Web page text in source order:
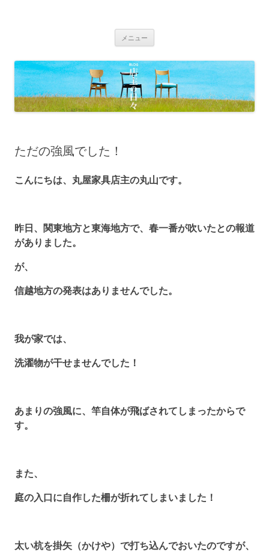
市・塩尻市 木の家具、こだわりの家
具の専門店
メニュー
テ
ン
ツ
へ
移
ただの強風でした！
こんにちは、丸屋家具店主の丸山です。
昨日、関東地方と東海地方で、春一番が吹いたとの報道
がありました。
が、
信越地方の発表はありませんでした。
我が家では、
洗濯物が干せませんでした！
あまりの強風に、竿自体が飛ばされてしまったからで
す。
また、
庭の入口に自作した柵が折れてしまいました！
太い杭を掛矢（かけや）で打ち込んでおいたのですが、